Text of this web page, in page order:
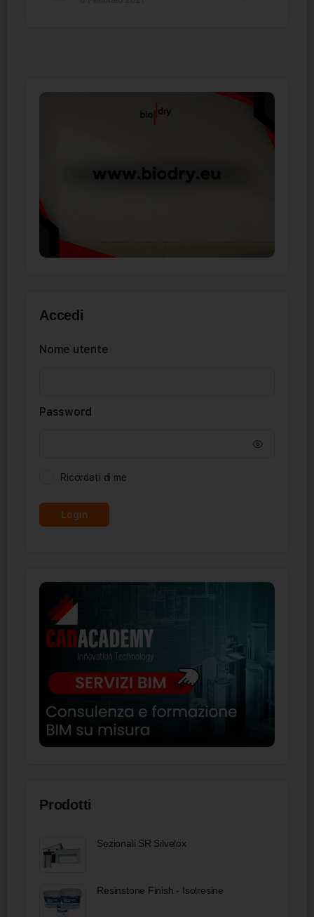
Accedi
Nome utente
Password
Ricordati di me
Prodotti
Sezionali SR Silvelox
Resinstone Finish - Isolresine